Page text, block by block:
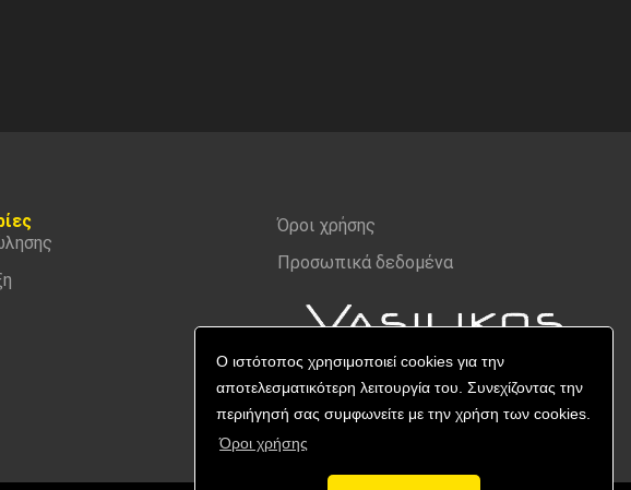
Ο ιστότοπος χρησιμοποιεί cookies για την
αποτελεσματικότερη λειτουργία του. Συνεχίζοντας την
περιήγησή σας συμφωνείτε με την χρήση των cookies.
Όροι χρήσης
Όροι χρήσης
Προσωπικά δεδομένα